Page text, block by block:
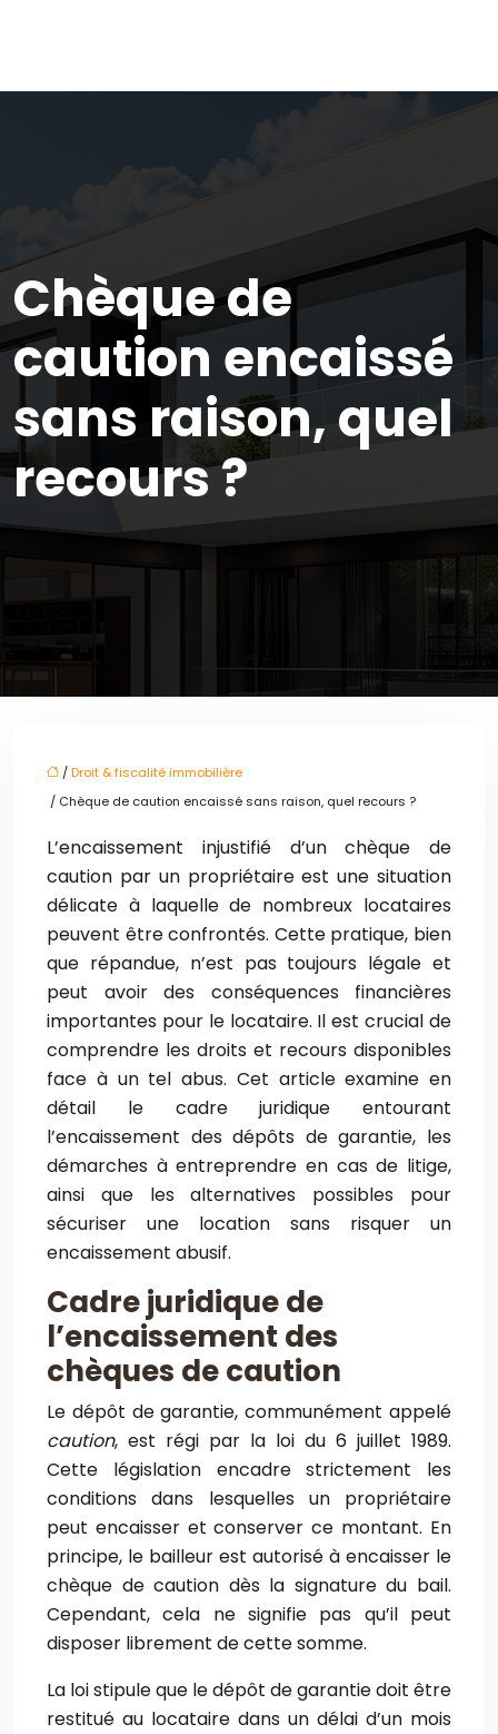
Chèque de
caution encaissé
sans raison, quel
recours ?
/Droit & fiscalité immobilière
/ Chèque de caution encaissé sans raison, quel recours ?
L’encaissement injustifié d’un chèque de
caution par un propriétaire est une situation
délicate à laquelle de nombreux locataires
peuvent être confrontés. Cette pratique, bien
que répandue, n’est pas toujours légale et
peut avoir des conséquences financières
importantes pour le locataire. Il est crucial de
comprendre les droits et recours disponibles
face à un tel abus. Cet article examine en
détail le cadre juridique entourant
l’encaissement des dépôts de garantie, les
démarches à entreprendre en cas de litige,
ainsi que les alternatives possibles pour
sécuriser une location sans risquer un
encaissement abusif.
Cadre juridique de
l’encaissement des
chèques de caution
Le dépôt de garantie, communément appelé
caution, est régi par la loi du 6 juillet 1989.
Cette législation encadre strictement les
conditions dans lesquelles un propriétaire
peut encaisser et conserver ce montant. En
principe, le bailleur est autorisé à encaisser le
chèque de caution dès la signature du bail.
Cependant, cela ne signifie pas qu’il peut
disposer librement de cette somme.
La loi stipule que le dépôt de garantie doit être
restitué au locataire dans un délai d’un mois